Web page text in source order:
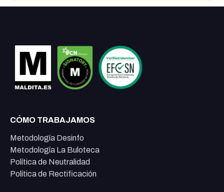
CÓMO TRABAJAMOS
Metodología Desinfo
Metodología La Buloteca
Política de Neutralidad
Política de Rectificación